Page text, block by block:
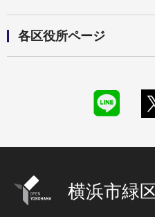
各区役所ページ
横浜市緑